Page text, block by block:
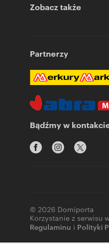
Zobacz także
Partnerzy
Bądźmy w
© 2026 Domiporta
Korzystanie z serwisu
Regulaminu i Polityki